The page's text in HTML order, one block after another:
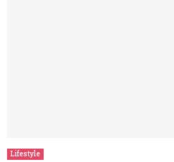
Lifestyle